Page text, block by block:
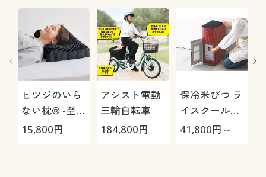
ヒツジのいら
ない枕® -至
極-
15,800円
アシスト電動
三輪自転車
184,800円
保冷米びつ ラ
イスクール
HRC-
41,800円～